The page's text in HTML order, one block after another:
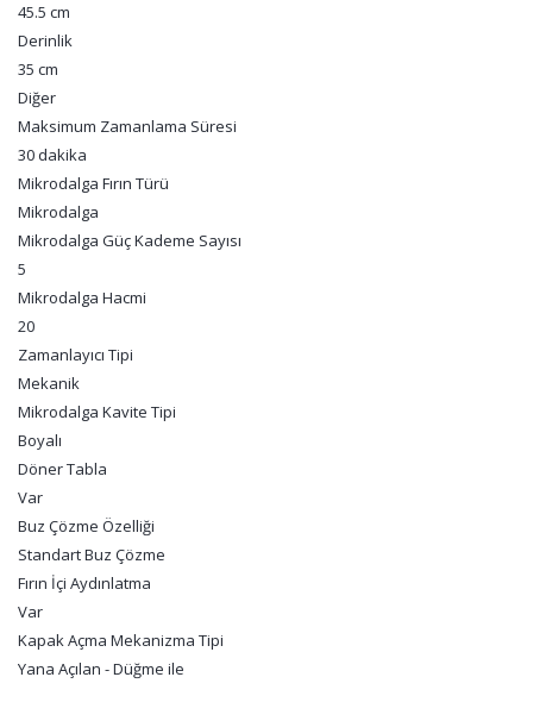
45.5 cm
Derinlik
35 cm
Diğer
Maksimum Zamanlama Süresi
30 dakika
Mikrodalga Fırın Türü
Mikrodalga
Mikrodalga Güç Kademe Sayısı
5
Mikrodalga Hacmi
20
Zamanlayıcı Tipi
Mekanik
Mikrodalga Kavite Tipi
Boyalı
Döner Tabla
Var
Buz Çözme Özelliği
Standart Buz Çözme
Fırın İçi Aydınlatma
Var
Kapak Açma Mekanizma Tipi
Yana Açılan - Düğme ile